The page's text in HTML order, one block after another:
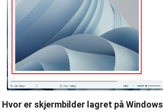
Hvor er skjermbilder lagret på Windows